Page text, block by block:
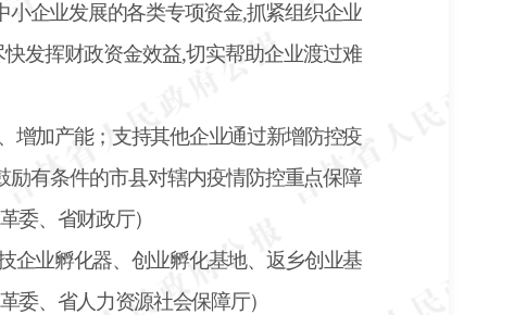
企业发展的各类专项资金,抓紧组织企业
发挥财政资金效益,切实帮助企业渡过难
增加产能；支持其他企业通过新增防控疫
有条件的市县对辖内疫情防控重点保障
委、省财政厅）
企业孵化器、创业孵化基地、返乡创业基
委、省人力资源社会保障厅）